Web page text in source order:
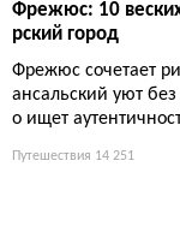
Фрежюс: 10
рский город
Фрежюс сочетает
ансальский уют
о ищет
Путешествия 14 251